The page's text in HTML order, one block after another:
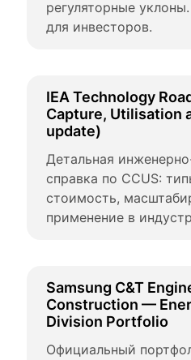
регуляторные
для инвесторов.
IEA Technology
Capture, Utilisation
update)
Детальная
справка по CCUS:
стоимость,
применение в
Samsung C&T
Construction —
Division Portfolio
Официальный